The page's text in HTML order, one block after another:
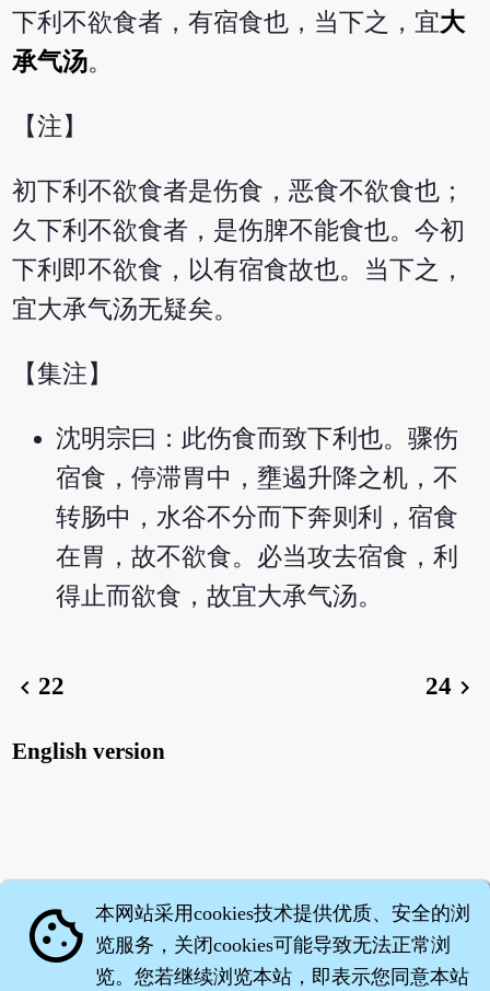
下利不欲食者，有宿食也，当下之，宜大
承气汤。
【注】
初下利不欲食者是伤食，恶食不欲食也；
久下利不欲食者，是伤脾不能食也。今初
下利即不欲食，以有宿食故也。当下之，
宜大承气汤无疑矣。
【集注】
沈明宗曰：此伤食而致下利也。骤伤
宿食，停滞胃中，壅遏升降之机，不
转肠中，水谷不分而下奔则利，宿食
在胃，故不欲食。必当攻去宿食，利
得止而欲食，故宜大承气汤。
chevron_left 22 24 chevron_right
English version
cookie 本网站采用cookies技术提供优质、安全的浏
览服务，关闭cookies可能导致无法正常浏
览。您若继续浏览本站，即表示您同意本站